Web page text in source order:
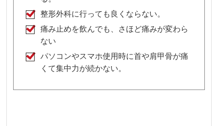
整形外科に行っても良くならない。
痛み止めを飲んでも、さほど痛みが変わら
ない
パソコンやスマホ使用時に首や肩甲骨が痛
くて集中力が続かない。